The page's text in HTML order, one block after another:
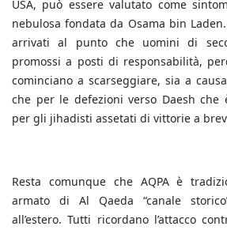
USA, può essere valutato come
nebulosa fondata da Osama bin
arrivati al punto che uomini di
promossi a posti di responsabilità,
cominciano a scarseggiare, sia a
che per le defezioni verso Daesh
per gli jihadisti assetati di vittorie a
Resta comunque che AQPA è
armato di Al Qaeda “canale
all’estero. Tutti ricordano l’attacco